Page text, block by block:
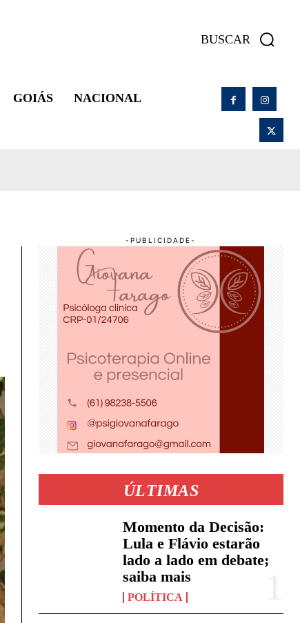
BUSCAR
GOIÁS NACIONAL
ÚLTIMAS
Momento da Decisão:
Lula e Flávio estarão
lado a lado em debate;
saiba mais
POLÍTICA